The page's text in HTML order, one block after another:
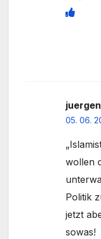
05. 06.
wollen
Politik
jetzt
sowas!